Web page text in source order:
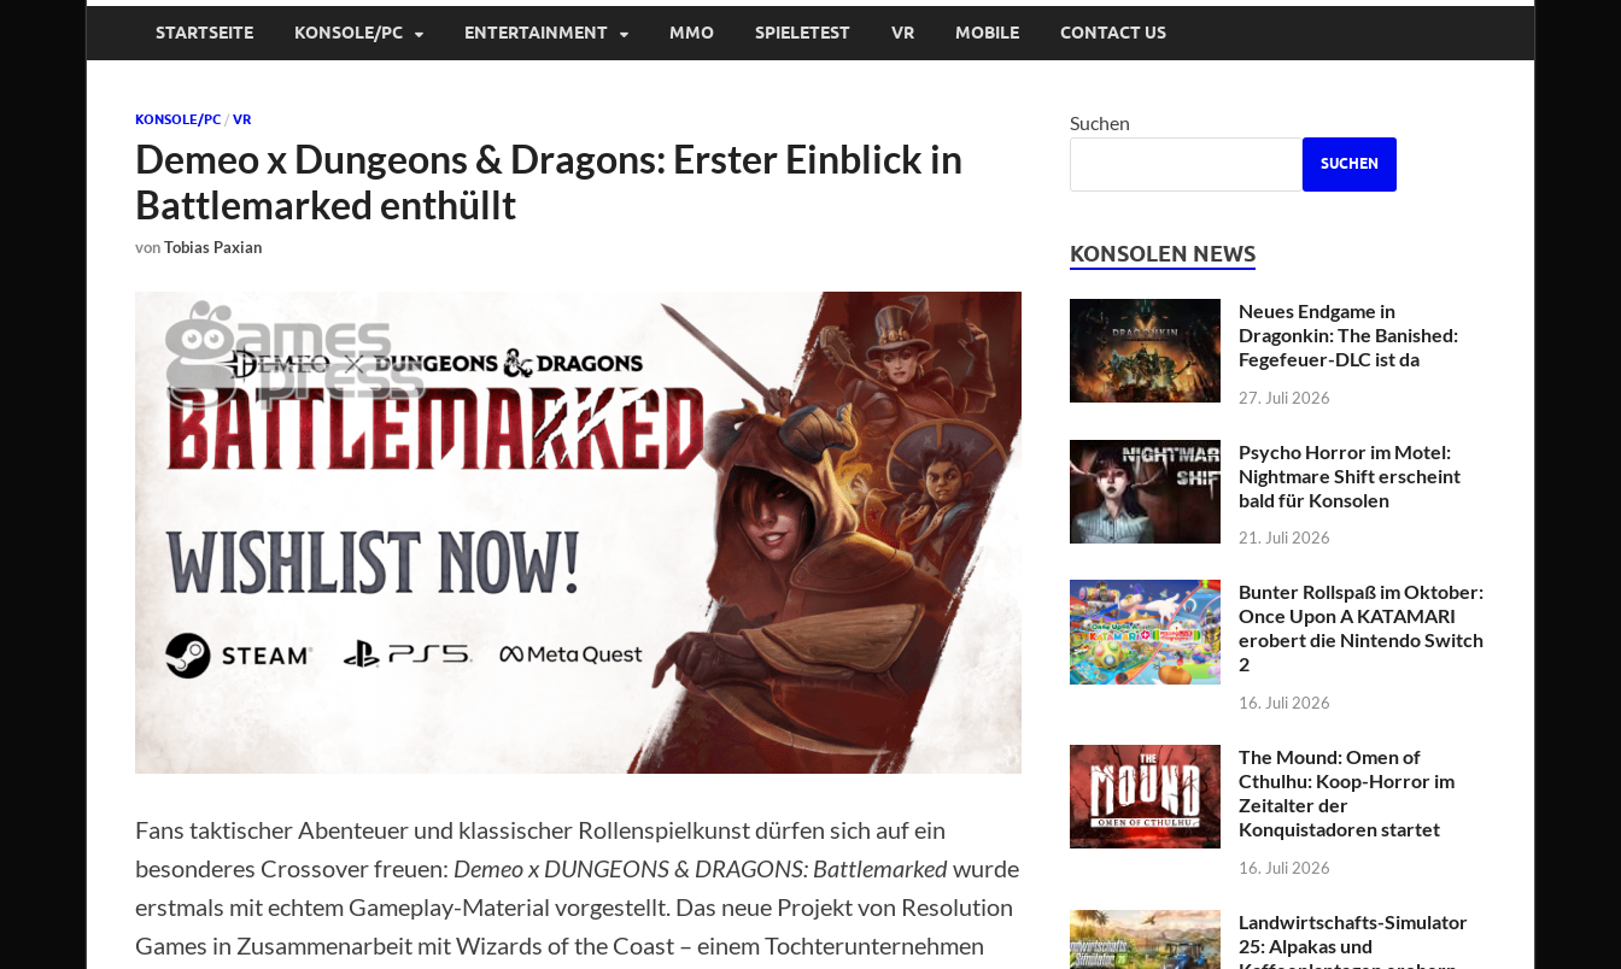
STARTSEITE KONSOLE/PC ENTERTAINMENT MMO SPIELETEST VR MOBILE CONTACT US
KONSOLE/PC / VR
Demeo x Dungeons & Dragons: Erster Einblick in
Battlemarked enthüllt
vonTobias Paxian
Fans taktischer Abenteuer und klassischer Rollenspielkunst dürfen sich auf ein
besonderes Crossover freuen: Demeo x DUNGEONS & DRAGONS: Battlemarkedwurde
erstmals mit echtem Gameplay-Material vorgestellt. Das neue Projekt von Resolution
Games in Zusammenarbeit mit Wizards of the Coast – einem Tochterunternehmen
Suchen
SUCHEN
KONSOLEN NEWS
Neues Endgame in
Dragonkin: The Banished:
Fegefeuer-DLC ist da
27. Juli 2026
Psycho Horror im Motel:
Nightmare Shift erscheint
bald für Konsolen
21. Juli 2026
Bunter Rollspaß im Oktober:
Once Upon A KATAMARI
erobert die Nintendo Switch
2
16. Juli 2026
The Mound: Omen of
Cthulhu: Koop-Horror im
Zeitalter der
Konquistadoren startet
16. Juli 2026
Landwirtschafts-Simulator
25: Alpakas und